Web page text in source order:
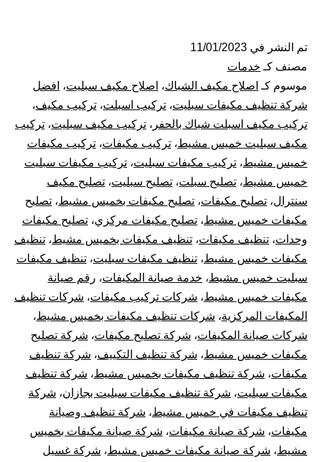
تنظيف
مكيفات
بخميس
مشيط
تم النشر في 11/01/2023
مصنف كـ خدمات
موسوم كـ اصلاح مكيف الشباك، اصلاح مكيف سبليت، افضل
شركة تنظيف مكيفات سبليت، تركيب اسبلت، تركيب مكيف،
تركيب مكيف اسبلت شباك بالحفر ، تركيب مكيف سبليت، تركيب
مكيف سبليت خميس مشيط، تركيب مكيفات، تركيب مكيفات
خميس مشيط، تركيب مكيفات سبليت، تركيب مكيفات سبليت
خميس مشيط، تصليح سبلت، تصليح سبليت، تصليح مكيف
سنترال، تصليح مكيفات، تصليح مكيفات بخميس مشيط، تصليح
مكيفات خميس مشيط، تصليح مكيفات مركزي، تصليح مكيفات
وحدات، تنظيف مكيفات، تنظيف مكيفات بخميس مشيط، تنظيف
مكيفات خميس مشيط، تنظيف مكيفات سبليت، تنظيف مكيفات
سبليت خميس مشيط، خدمة صيانة المكيفات، رقم صيانة
مكيفات خميس مشيط، شركات تركيب مكيفات، شركات تنظيف
المكيفات المركزية، شركات تنظيف مكيفات بخميس مشيط،
شركات صيانة المكيفات، شركة تصليح مكيفات، شركة تصليح
مكيفات خميس مشيط، شركة تنظيف التكييف، شركة تنظيف
مكيفات، شركة تنظيف مكيفات بخميس مشيط، شركة تنظيف
مكيفات سبليت، شركة تنظيف مكيفات سبليت بجازان، شركة
تنظيف مكيفات في خميس مشيط، شركة تنظيف وصيانة
مكيفات، شركة صيانة مكيفات، شركة صيانة مكيفات بخميس
مشيط، شركة صيانة مكيفات خميس مشيط، شركة غسيل